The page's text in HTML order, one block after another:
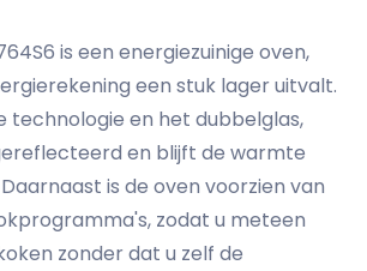
is een energiezuinige oven,
een stuk lager uitvalt.
technologie en het dubbelglas,
en blijft de warmte
is de oven voorzien van
zodat u meteen
zonder dat u zelf de